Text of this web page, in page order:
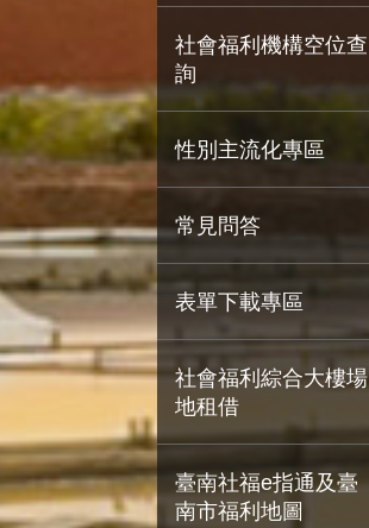
社會福利機構空位查
詢
性別主流化專區
常見問答
表單下載專區
社會福利綜合大樓場
地租借
臺南社福e指通及臺
南市福利地圖